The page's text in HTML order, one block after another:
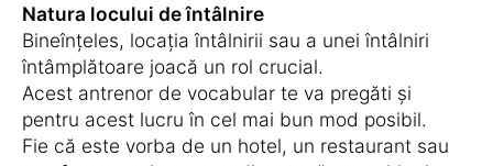
Natura locului de întâlnire
Bineînțeles, locația întâlnirii sau a unei întâlniri
întâmplătoare joacă un rol crucial.
Acest antrenor de vocabular te va pregăti și
pentru acest lucru în cel mai bun mod posibil.
Fie că este vorba de un hotel, un restaurant sau